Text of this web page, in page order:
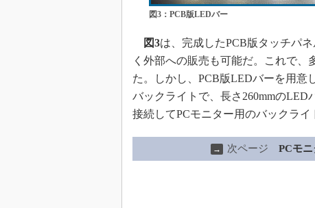
図3：PCB版LEDバー
図3は、完成したPCB版タッチパ
く外部への販売も可能だ。これで
た。しかし、PCB版LEDバーを用意
バックライトで、長さ260mmのLED
接続してPCモニター用のバックライ
→ 次ページ PCモ